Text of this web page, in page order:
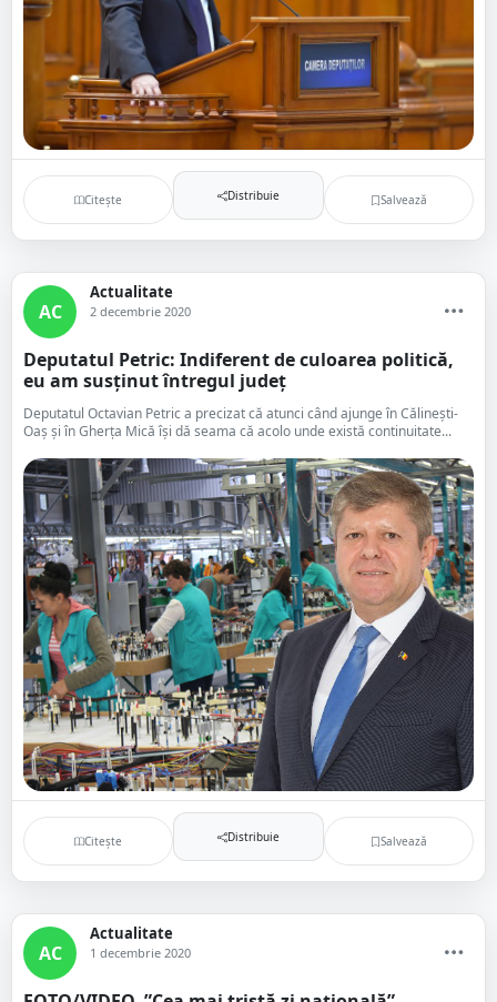
Citește Distribuie Salvează
AC
Actualitate
2 decembrie 2020
Deputatul Petric: Indiferent de culoarea politică,
eu am susținut întregul județ
Deputatul Octavian Petric a precizat că atunci când ajunge în Călinești-
Oaș și în Gherța Mică își dă seama că acolo unde există continuitate...
Citește Distribuie Salvează
AC
Actualitate
1 decembrie 2020